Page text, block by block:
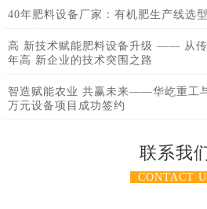
40年肥料设备厂家：有机肥生产线选
高 新技术赋能肥料设备升级 —— 从
年高 新企业的技术突围之路
智造赋能农业 共赢未来——华屹重工
万元设备项目成功签约
联系我
CONTACT